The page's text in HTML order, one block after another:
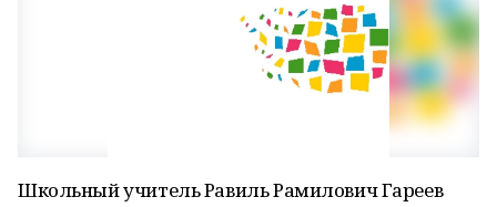
Школьный учитель Равиль Рамилович Гареев